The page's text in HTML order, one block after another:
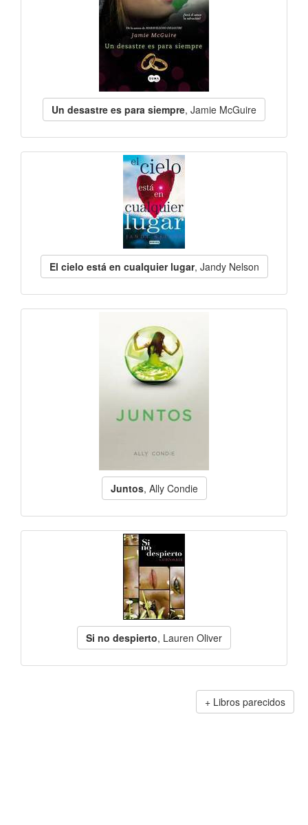
Un desastre es para siempre, Jamie McGuire
El cielo está en cualquier lugar, Jandy Nelson
Juntos, Ally Condie
Si no despierto, Lauren Oliver
Libros parecidos